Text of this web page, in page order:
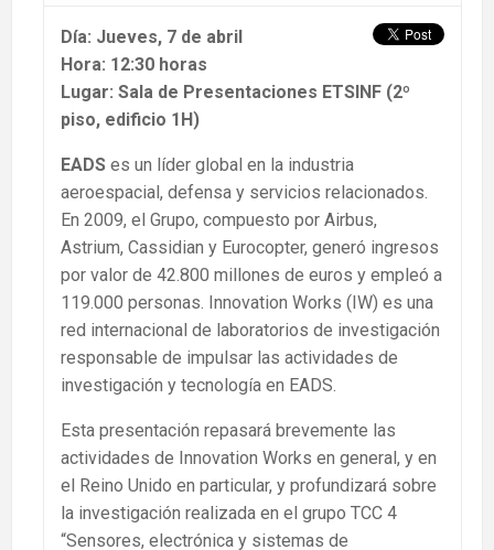
Día: Jueves, 7 de abril
Hora: 12:30 horas
Lugar: Sala de Presentaciones ETSINF (2º
piso, edificio 1H)
EADS es un líder global en la industria
aeroespacial, defensa y servicios relacionados.
En 2009, el Grupo, compuesto por Airbus,
Astrium, Cassidian y Eurocopter, generó ingresos
por valor de 42.800 millones de euros y empleó a
119.000 personas. Innovation Works (IW) es una
red internacional de laboratorios de investigación
responsable de impulsar las actividades de
investigación y tecnología en EADS.
Esta presentación repasará brevemente las
actividades de Innovation Works en general, y en
el Reino Unido en particular, y profundizará sobre
la investigación realizada en el grupo TCC 4
“Sensores, electrónica y sistemas de